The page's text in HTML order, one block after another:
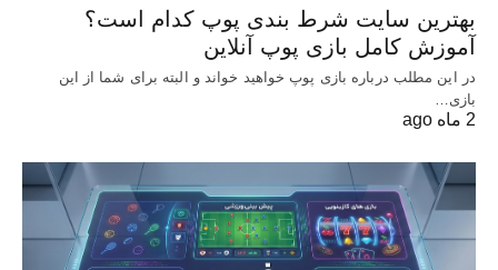
بهترین سایت شرط بندی پوپ کدام است؟
آموزش کامل بازی پوپ آنلاین
در این مطلب درباره بازی پوپ خواهید خواند و البته برای شما از این
بازی…
2 ماه ago